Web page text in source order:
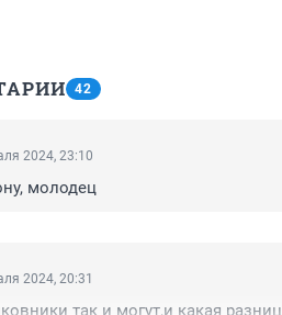
42
2024, 23:10
молодец
2024, 20:31
так и могут,и какая